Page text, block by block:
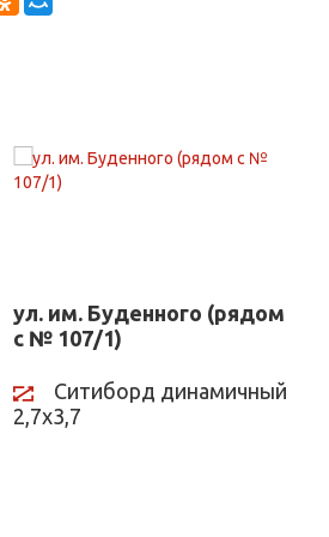
ул. им. Буденного (рядом
с № 107/1)
Ситиборд динамичный
2,7х3,7